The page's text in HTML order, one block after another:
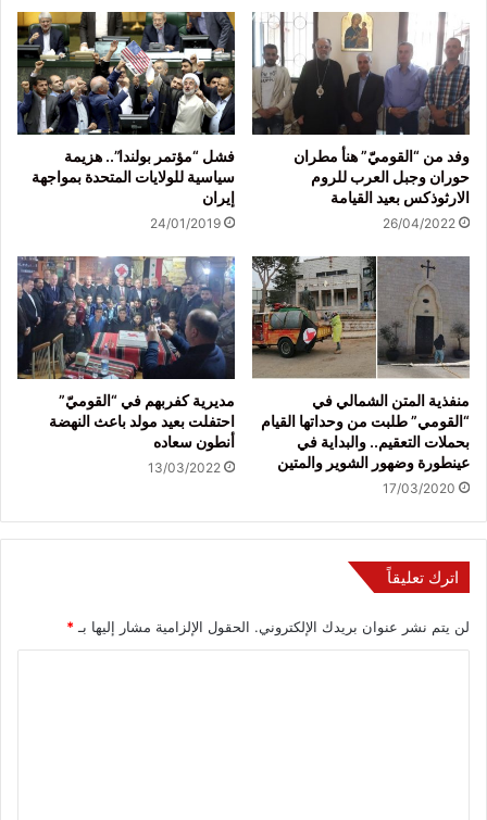
وفد من “القوميّ” هنأ مطران
حوران وجبل العرب للروم
الارثوذكس بعيد القيامة
26/04/2022
فشل “مؤتمر بولندا”.. هزيمة
سياسية للولايات المتحدة بمواجهة
إيران
24/01/2019
منفذية المتن الشمالي في
“القومي” طلبت من وحداتها القيام
بحملات التعقيم.. والبداية في
عينطورة وضهور الشوير والمتين
17/03/2020
مديرية كفربهم في “القوميّ”
احتفلت بعيد مولد باعث النهضة
أنطون سعاده
13/03/2022
اترك تعليقاً
لن يتم نشر عنوان بريدك الإلكتروني. الحقول الإلزامية مشار إليها بـ *